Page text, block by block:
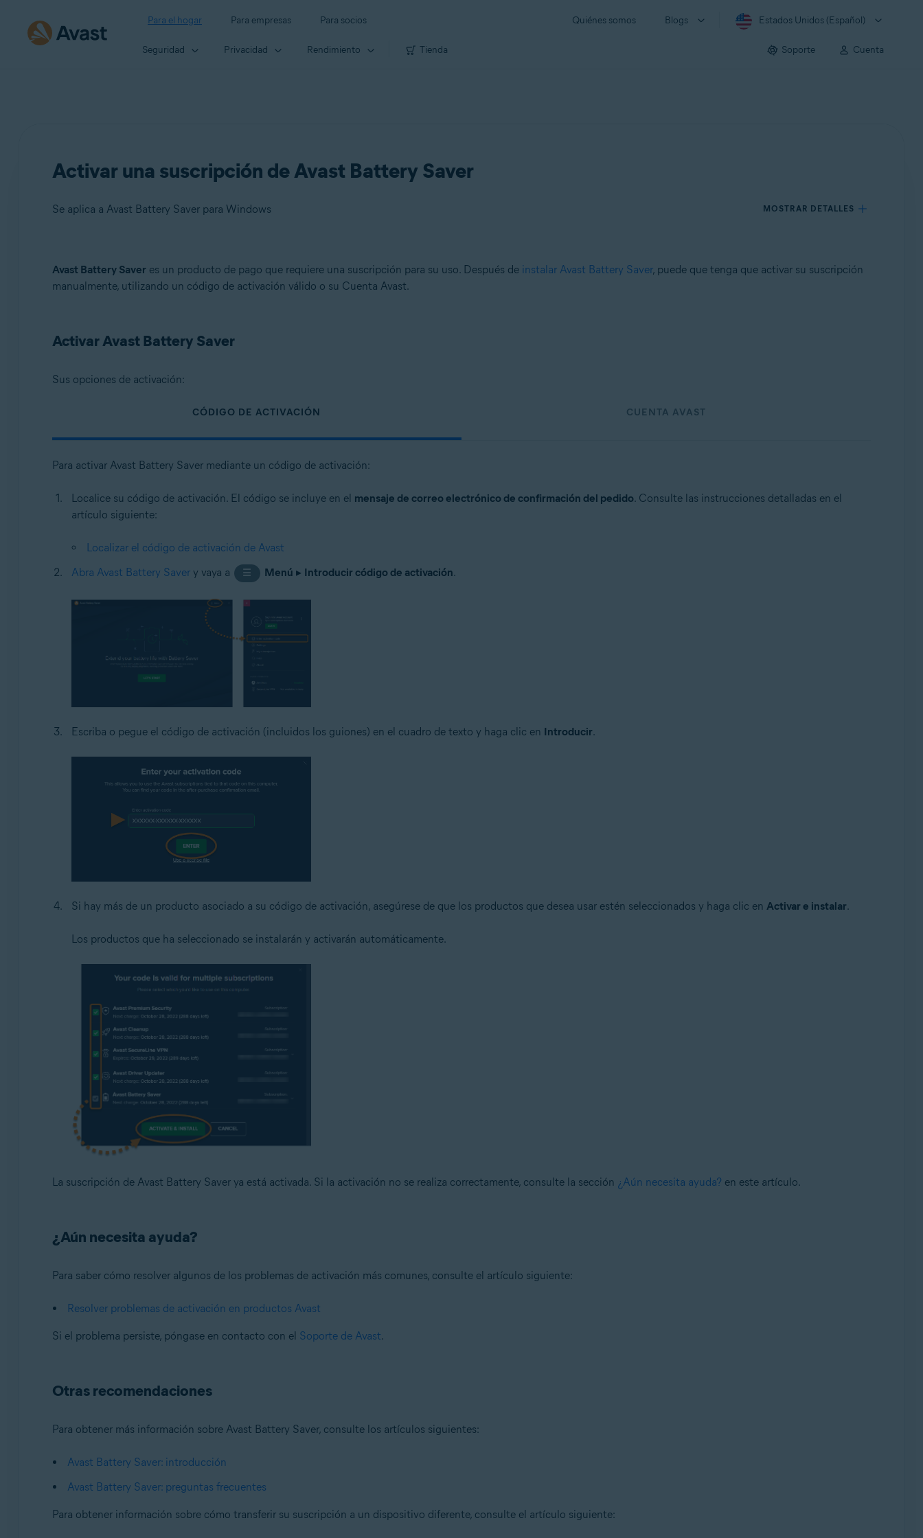
Para el hogar Para empresas Para socios Quiénes somos Blogs Estados Unidos (Español)
Seguridad Privacidad Rendimiento Tienda Soporte Cuenta
Activar una suscripción de Avast Battery Saver
Se aplica a Avast Battery Saver para Windows MOSTRAR DETALLES
Productos:
Avast Battery Saver 22.x para Windows
Microsoft Windows 11 Home/Pro/Enterprise/Education
Microsoft Windows 8/Pro/Enterprise - 32 o 64 bits
Microsoft Windows 7 Home Basic/Home Premium/Professional/Enterprise/Ultimate - Service Pack 1, 32 o 64 bits
Avast Battery Saver es un producto de pago que requiere una suscripción para su uso. Después de instalar Avast Battery Saver, puede que tenga que activar su suscripción
manualmente, utilizando un código de activación válido o su Cuenta Avast.
Activar Avast Battery Saver
Sus opciones de activación:
CÓDIGO DE ACTIVACIÓN CUENTA AVAST
Para activar Avast Battery Saver mediante un código de activación:
Localice su código de activación. El código se incluye en el mensaje de correo electrónico de confirmación del pedido. Consulte las instrucciones detalladas en el
artículo siguiente:
Localizar el código de activación de Avast
Abra Avast Battery Savery vaya a ☰ Menú ▸ Introducir código de activación.
Escriba o pegue el código de activación (incluidos los guiones) en el cuadro de texto y haga clic en Introducir.
Si hay más de un producto asociado a su código de activación, asegúrese de que los productos que desea usar estén seleccionados y haga clic en Activar e instalar.
Los productos que ha seleccionado se instalarán y activarán automáticamente.
La suscripción de Avast Battery Saver ya está activada. Si la activación no se realiza correctamente, consulte la sección ¿Aún necesita ayuda? en este artículo.
¿Aún necesita ayuda?
Para saber cómo resolver algunos de los problemas de activación más comunes, consulte el artículo siguiente:
Resolver problemas de activación en productos Avast
Si el problema persiste, póngase en contacto con el Soporte de Avast.
Otras recomendaciones
Para obtener más información sobre Avast Battery Saver, consulte los artículos siguientes:
Avast Battery Saver: introducción
Avast Battery Saver: preguntas frecuentes
Para obtener información sobre cómo transferir su suscripción a un dispositivo diferente, consulte el artículo siguiente: